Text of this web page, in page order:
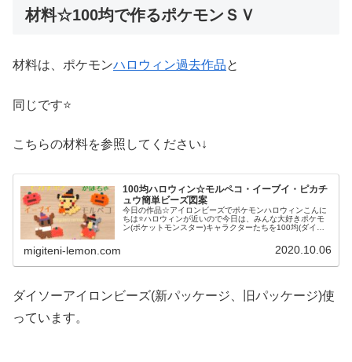
材料☆100均で作るポケモンＳＶ
材料は、ポケモンハロウィン過去作品と
同じです⭐
こちらの材料を参照してください↓
100均ハロウィン☆モルペコ・イーブイ・ピカチ
ュウ簡単ビーズ図案
今日の作品☆アイロンビーズでポケモンハロウィンこんに
ちは⭐ハロウィンが近いので今日は、みんな大好きポケモ
ン(ポケットモンスター)キャラクターたちを100均(ダイソ
migiteni-lemon.com 2020.10.06
ダイソーアイロンビーズ(新パッケージ、旧パッケージ)使
っています。